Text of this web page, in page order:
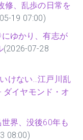
修、乱歩の日常を
19 07:00)
ゆかり、有志が
(2026-07-28
けない…江戸川乱
イヤモンド・オ
界、没後60年も
08:00)